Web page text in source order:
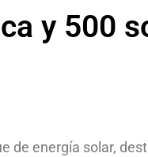
y 500
de energía solar,